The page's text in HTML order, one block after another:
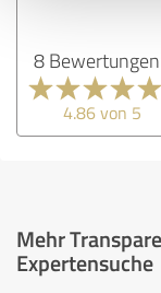
8 Bewertungen
4.86 von 5
Mehr
Expertensuche